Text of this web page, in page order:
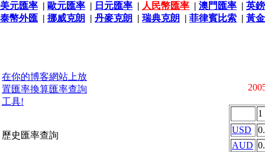
美元匯率 | 歐元匯率 | 日元匯率 | 人民幣匯率 | 澳門匯率 | 英
泰幣外匯 | 挪威克朗 | 丹麥克朗 | 瑞典克朗 | 菲律賓比索 | 黃
在你的博客網站上放
置匯率換算匯率查詢
工具!
歷史匯率查詢
1
USD
AUD